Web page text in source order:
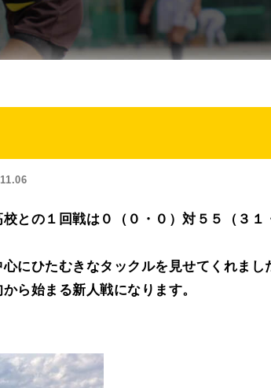
との１回戦は０（０・０）対５５（３１
にひたむきなタックルを見せてくれまし
ら始まる新人戦になります。